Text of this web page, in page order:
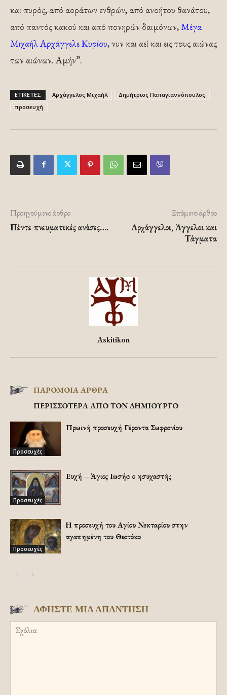
και πυρός, από αοράτων ενθρών, από ανοήτου θανάτου,
από παντός κακού και από πονηρών δαιμόνων, Μέγα
Μιχαήλ Αρχάγγελε Κυρίου, νυν και αεί και εις τους αιώνας
των αιώνων. Αμήν”.
ΕΤΙΚΕΤΕΣ Αρχάγγελος Μιχαήλ
Δημήτριος Παπαγιαννόπουλος
προσευχή
Προηγούμενο άρθρο
Πέντε πνευματικές ανάσες….
Επόμενο άρθρο
Αρχάγγελοι, Άγγελοι και
Τάγματα
Askitikon
ΠΑΡΟΜΟΙΑ ΑΡΘΡΑ
ΠΕΡΙΣΣΟΤΕΡΑ ΑΠΟ ΤΟΝ ΔΗΜΙΟΥΡΓΟ
Προσευχές
Πρωινή προσευχή Γέροντα Σωφρονίου
Προσευχές
Ευχή – Άγιος Ιωσήφ ο ησυχαστής
Προσευχές
Η προσευχή του Αγίου Νεκταρίου στην
αγαπημένη του Θεοτόκο
ΑΦΗΣΤΕ ΜΙΑ ΑΠΑΝΤΗΣΗ